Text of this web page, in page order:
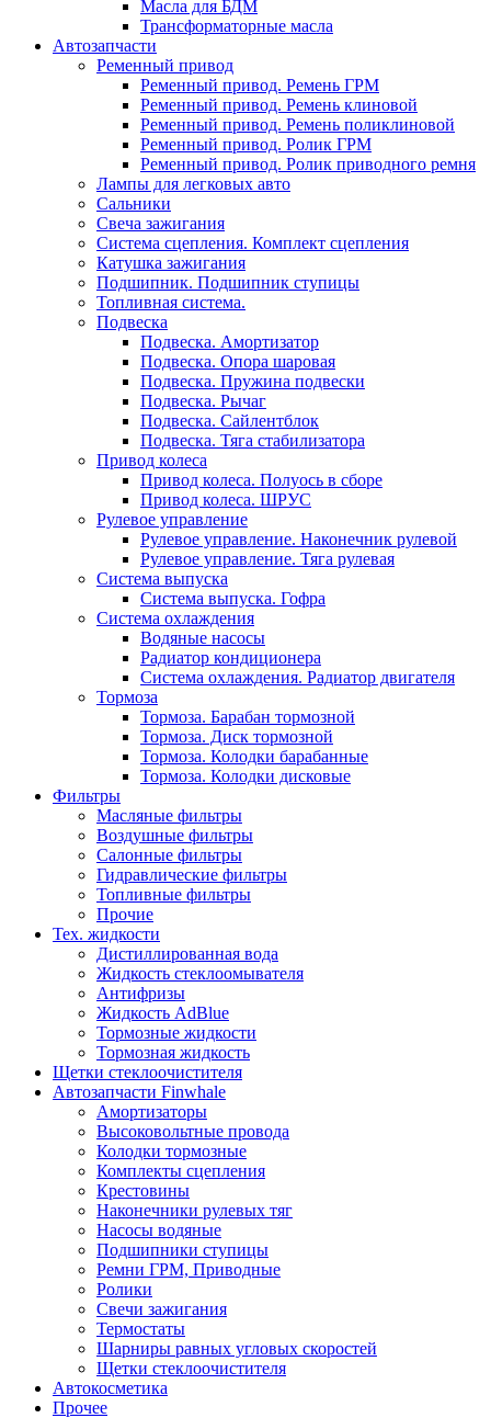
Масла для БДМ
Трансформаторные масла
Автозапчасти
Ременный привод
Ременный привод. Ремень ГРМ
Ременный привод. Ремень клиновой
Ременный привод. Ремень поликлиновой
Ременный привод. Ролик ГРМ
Ременный привод. Ролик приводного ремня
Лампы для легковых авто
Сальники
Свеча зажигания
Система сцепления. Комплект сцепления
Катушка зажигания
Подшипник. Подшипник ступицы
Топливная система.
Подвеска
Подвеска. Амортизатор
Подвеска. Опора шаровая
Подвеска. Пружина подвески
Подвеска. Рычаг
Подвеска. Сайлентблок
Подвеска. Тяга стабилизатора
Привод колеса
Привод колеса. Полуось в сборе
Привод колеса. ШРУС
Рулевое управление
Рулевое управление. Наконечник рулевой
Рулевое управление. Тяга рулевая
Система выпуска
Система выпуска. Гофра
Система охлаждения
Водяные насосы
Радиатор кондиционера
Система охлаждения. Радиатор двигателя
Тормоза
Тормоза. Барабан тормозной
Тормоза. Диск тормозной
Тормоза. Колодки барабанные
Тормоза. Колодки дисковые
Фильтры
Масляные фильтры
Воздушные фильтры
Салонные фильтры
Гидравлические фильтры
Топливные фильтры
Прочие
Тех. жидкости
Дистиллированная вода
Жидкость стеклоомывателя
Антифризы
Жидкость AdBlue
Тормозные жидкости
Тормозная жидкость
Щетки стеклоочистителя
Автозапчасти Finwhale
Амортизаторы
Высоковольтные провода
Колодки тормозные
Комплекты сцепления
Крестовины
Наконечники рулевых тяг
Насосы водяные
Подшипники ступицы
Ремни ГРМ, Приводные
Ролики
Свечи зажигания
Термостаты
Шарниры равных угловых скоростей
Щетки стеклоочистителя
Автокосметика
Прочее